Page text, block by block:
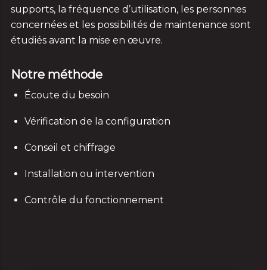
supports, la fréquence d’utilisation, les personnes
concernées et les possibilités de maintenance sont
étudiés avant la mise en œuvre.
Notre méthode
Écoute du besoin
Vérification de la configuration
Conseil et chiffrage
Installation ou intervention
Contrôle du fonctionnement